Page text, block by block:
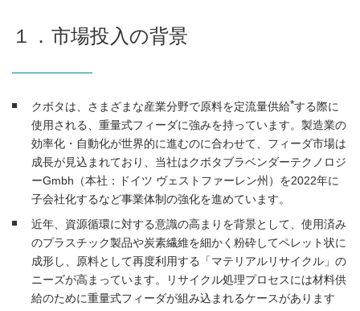
１．市場投入の背景
クボタは、さまざまな産業分野で原料を定流量供給*する際に
使用される、重量式フィーダに強みを持っています。製造業の
効率化・自動化が世界的に進むのに合わせて、フィーダ市場は
成長が見込まれており、当社はクボタブラベンダーテクノロジ
ーGmbh（本社：ドイツ ヴェストファーレン州）を2022年に
子会社化するなど事業体制の強化を進めています。
近年、資源循環に対する意識の高まりを背景として、使用済み
のプラスチック製品や炭素繊維を細かく粉砕してペレット状に
成形し、原料として再度利用する「マテリアルリサイクル」の
ニーズが高まっています。リサイクル処理プロセスには材料供
給のために重量式フィーダが組み込まれるケースがあります